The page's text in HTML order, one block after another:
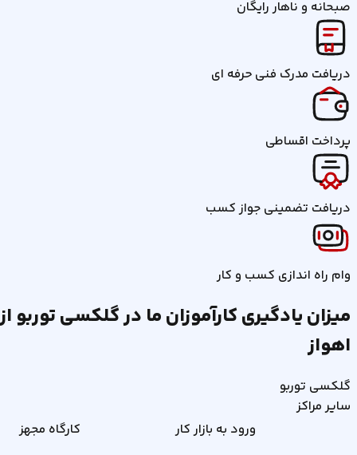
صبحانه و ناهار رایگان
دریافت مدرک فنی حرفه ای
پرداخت اقساطی
دریافت تضمینی جواز کسب
وام راه اندازی کسب و کار
میزان یادگیری کارآموزان ما در گلکسی توربو از
اهواز
گلکسی توربو
سایر مراکز
ورود به بازار کار
کارگاه مجهز